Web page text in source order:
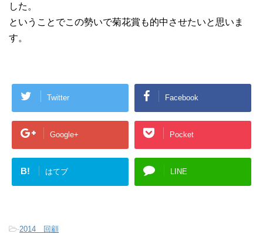
した。
ということでこの勢いで菊花賞も的中させたいと思いま
す。
Twitter Facebook
Google+ Pocket
B! はてブ LINE
-2014 回顧